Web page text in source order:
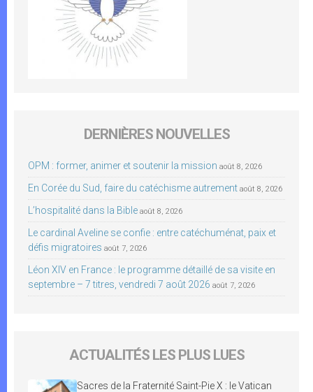
DERNIÈRES NOUVELLES
OPM : former, animer et soutenir la mission août 8, 2026
En Corée du Sud, faire du catéchisme autrement août 8, 2026
L’hospitalité dans la Bible août 8, 2026
Le cardinal Aveline se confie : entre catéchuménat, paix et
défis migratoires août 7, 2026
Léon XIV en France : le programme détaillé de sa visite en
septembre – 7 titres, vendredi 7 août 2026 août 7, 2026
ACTUALITÉS LES PLUS LUES
Sacres de la Fraternité Saint-Pie X : le Vatican